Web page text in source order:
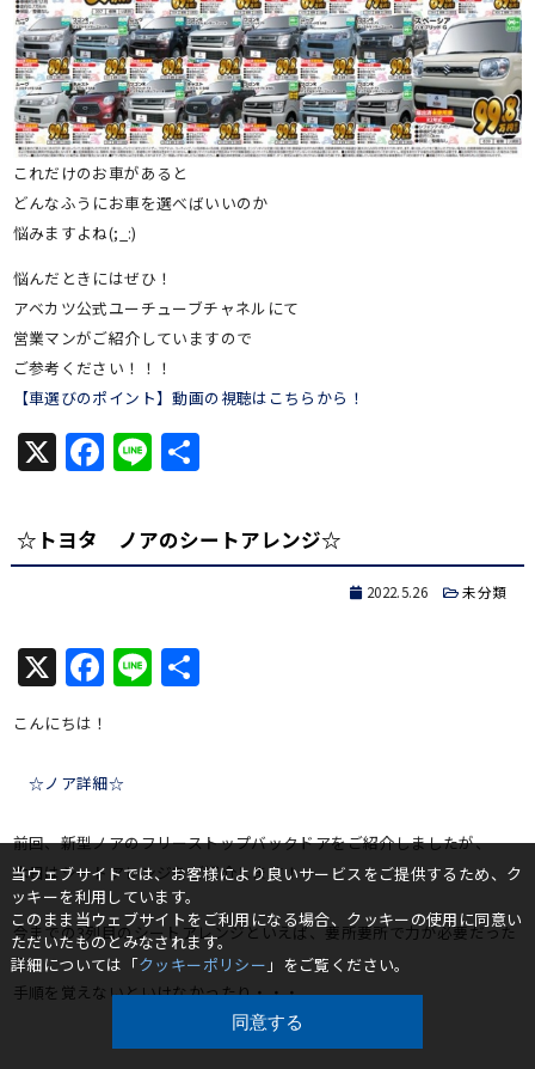
これだけのお車があると
どんなふうにお車を選べばいいのか
悩みますよね(;_:)
悩んだときにはぜひ！
アベカツ公式ユーチューブチャネルにて
営業マンがご紹介していますので
ご参考ください！！！
【車選びのポイント】動画の視聴はこちらから！
X Facebook
Line共
☆トヨタ ノアのシートアレンジ☆
2022.5.26 未分類
X Facebook
Line共
こんにちは！
☆ノア詳細☆
前回、新型ノアのフリーストップバックドアをご紹介しましたが、
本日はシートアレンジをご紹介します！
今までの3列目のシートアレンジといえば、要所要所で力が必要だった
り、
手順を覚えないといけなかったり・・・
当ウェブサイトでは、お客様により良いサービスをご提供するため、ク
ッキーを利用しています。
このまま当ウェブサイトをご利用になる場合、クッキーの使用に同意い
ただいたものとみなされます。
詳細については「クッキーポリシー 」をご覧ください。
同意する